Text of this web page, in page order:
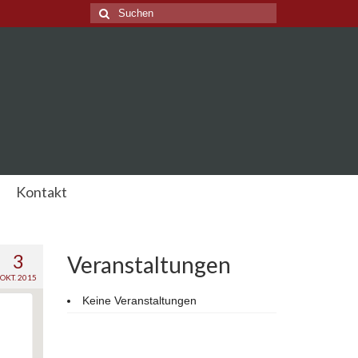
Suche
nach:
Kontakt
3
OKT. 2015 Veranstaltungen
Keine Veranstaltungen